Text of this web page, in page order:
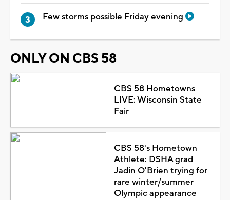
Few storms possible Friday evening
ONLY ON CBS 58
CBS 58 Hometowns
LIVE: Wisconsin State
Fair
CBS 58's Hometown
Athlete: DSHA grad
Jadin O'Brien trying for
rare winter/summer
Olympic appearance